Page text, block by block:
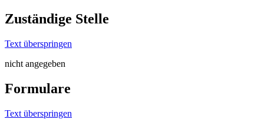
Zuständige Stelle
Text überspringen
nicht angegeben
Formulare
Text überspringen